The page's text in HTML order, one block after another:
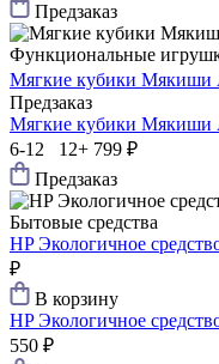
Предзаказ
Функциональные
Мягкие кубики Мякиши
Предзаказ
Мягкие кубики Мякиши
6-12 12+ 799 ₽
Предзаказ
Бытовые средства
HP Экологичное
₽
В корзину
HP Экологичное
550 ₽